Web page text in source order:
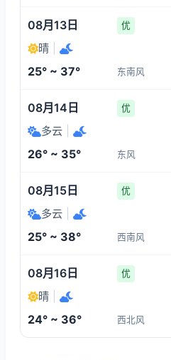
08月13日 优
晴
25° ~ 37° 东南风
08月14日 优
多云
26° ~ 35° 东风
08月15日 优
多云
25° ~ 38° 西南风
08月16日 优
晴
24° ~ 36° 西北风